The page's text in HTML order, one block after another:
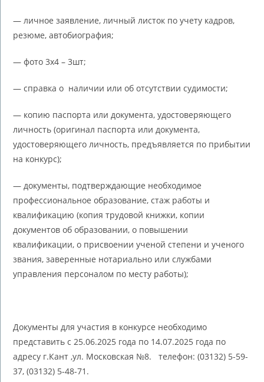
— личное заявление, личный листок по учету кадров,
резюме, автобиография;
— фото 3х4 – 3шт;
— справка о наличии или об отсутствии судимости;
— копию паспорта или документа, удостоверяющего
личность (оригинал паспорта или документа,
удостоверяющего личность, предъявляется по прибытии
на конкурс);
— документы, подтверждающие необходимое
профессиональное образование, стаж работы и
квалификацию (копия трудовой книжки, копии
документов об образовании, о повышении
квалификации, о присвоении ученой степени и ученого
звания, заверенные нотариально или службами
управления персоналом по месту работы);
Документы для участия в конкурсе необходимо
представить с 25.06.2025 года по 14.07.2025 года по
адресу г.Кант ,ул. Московская №8. телефон: (03132) 5-59-
37, (03132) 5-48-71.